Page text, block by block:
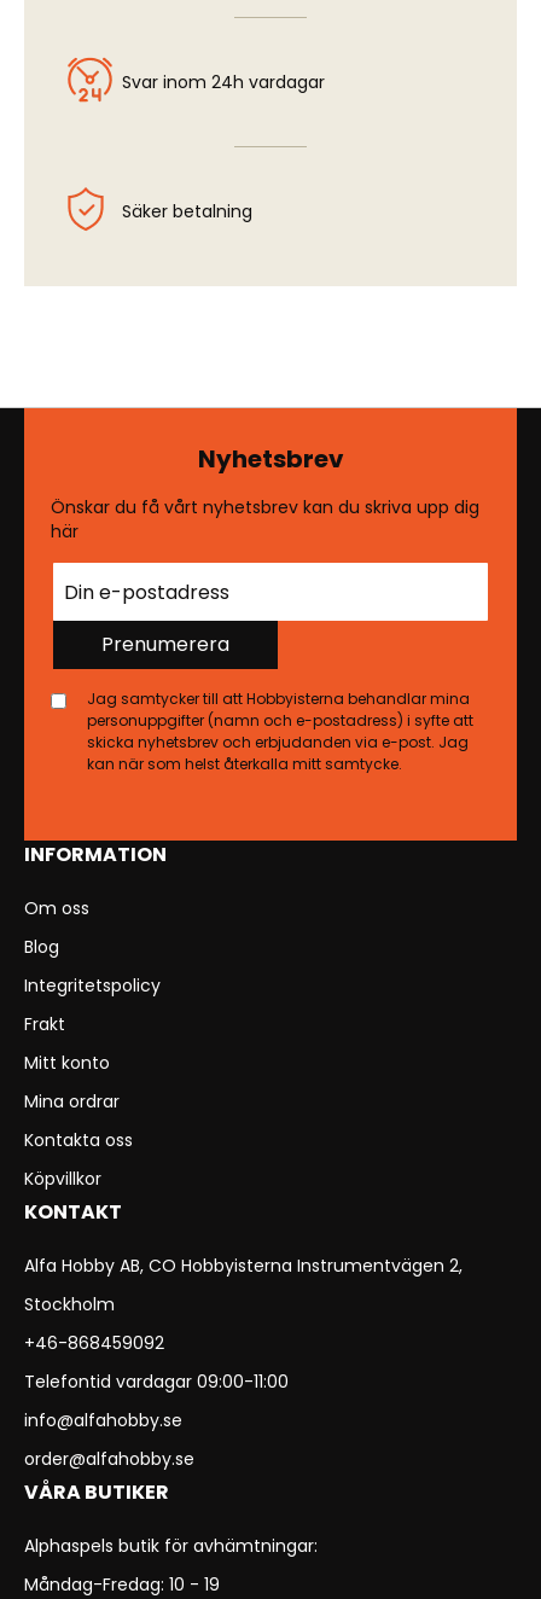
Svar inom 24h vardagar
Säker betalning
INFORMATION
Om oss
Blog
Integritetspolicy
Frakt
Mitt konto
Mina ordrar
Kontakta oss
Köpvillkor
KONTAKT
Alfa Hobby AB, CO Hobbyisterna Instrumentvägen 2,
Stockholm
+46-868459092
Telefontid vardagar 09:00-11:00
info@alfahobby.se
order@alfahobby.se
VÅRA BUTIKER
Alphaspels butik för avhämtningar:
Måndag-Fredag: 10 - 19
Nyhetsbrev
Önskar du få vårt nyhetsbrev kan du skriva upp dig
här
Prenumerera
Jag samtycker till att Hobbyisterna behandlar mina
personuppgifter (namn och e-postadress) i syfte att
skicka nyhetsbrev och erbjudanden via e-post. Jag
kan när som helst återkalla mitt samtycke.